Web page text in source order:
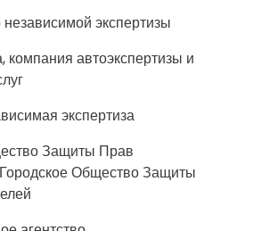
экспертизы
компания автоэкспертизы и
экспертиза
Защиты Прав
Общество Защиты